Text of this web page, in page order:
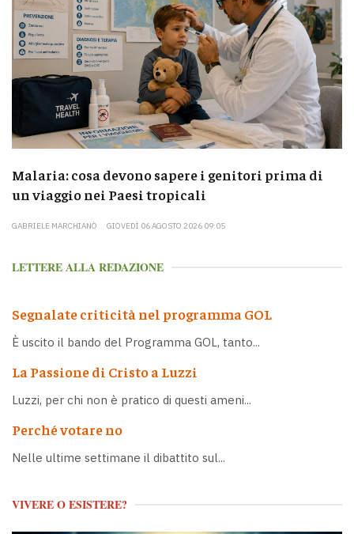
Malaria: cosa devono sapere i genitori prima di
un viaggio nei Paesi tropicali
GABRIELE MARCHIANÒ GIOVEDÌ 06 AGOSTO 2026 09:05
LETTERE ALLA REDAZIONE
Segnalate criticità nel programma GOL
È uscito il bando del Programma GOL, tanto...
La Passione di Cristo a Luzzi
Luzzi, per chi non è pratico di questi ameni...
Perché votare no
Nelle ultime settimane il dibattito sul...
VIVERE O ESISTERE?